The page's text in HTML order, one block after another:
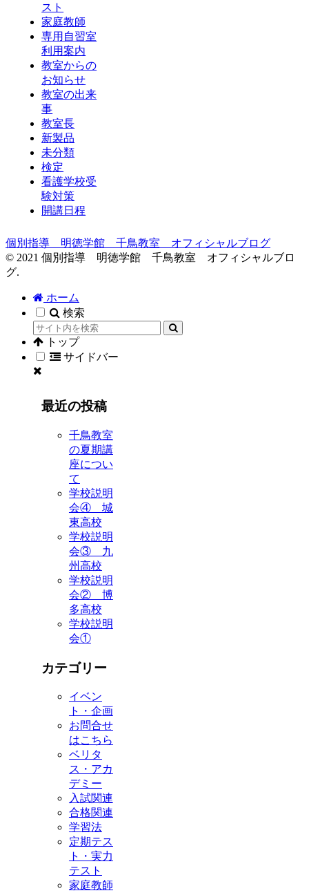
スト
家庭教師
専用自習室
利用案内
教室からの
お知らせ
教室の出来
事
教室長
新製品
未分類
検定
看護学校受
験対策
開講日程
個別指導 明徳学館 千鳥教室 オフィシャルブログ
© 2021 個別指導 明徳学館 千鳥教室 オフィシャルブロ
グ.
ホーム
検索
トップ
サイドバー
最近の投稿
千鳥教室
の夏期講
座につい
て
学校説明
会④ 城
東高校
学校説明
会③ 九
州高校
学校説明
会② 博
多高校
学校説明
会①
カテゴリー
イベン
ト・企画
お問合せ
はこちら
ベリタ
ス・アカ
デミー
入試関連
合格関連
学習法
定期テス
ト・実力
テスト
家庭教師